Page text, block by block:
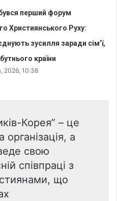
перший форум
Християнського Руху:
зусилля заради сім’ї,
країни
2026, 10:38
Корея” – це
організація, а
свою
співпраці з
що